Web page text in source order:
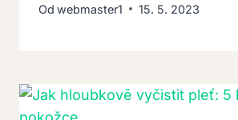
Od webmaster1 15. 5. 2023